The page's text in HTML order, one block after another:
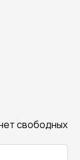
свободных